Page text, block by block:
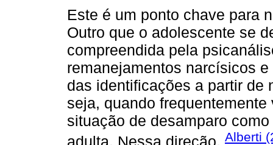
Este é um ponto chave para
Outro que o adolescente se
compreendida pela
remanejamentos narcísicos
das identificações a partir de
seja, quando
situação de desamparo
Alberti